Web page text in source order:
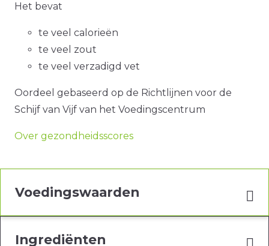
Het bevat
te veel calorieën
te veel zout
te veel verzadigd vet
Oordeel gebaseerd op de Richtlijnen voor de
Schijf van Vijf van het Voedingscentrum
Over gezondheidsscores
Voedingswaarden
Ingrediënten